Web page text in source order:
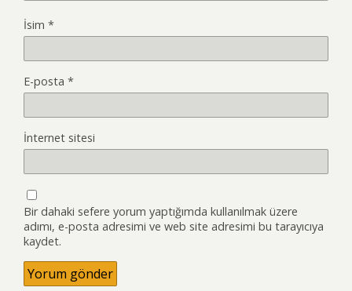
İsim *
E-posta *
İnternet sitesi
Bir dahaki sefere yorum yaptığımda kullanılmak üzere
adımı, e-posta adresimi ve web site adresimi bu tarayıcıya
kaydet.